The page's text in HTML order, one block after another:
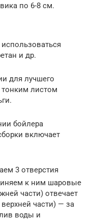
по 6-8 см.
и др.
для лучшего
тонким листом
бойлера
включает
3 отверстия
к ним шаровые
части) отвечает
части) — за
воды и